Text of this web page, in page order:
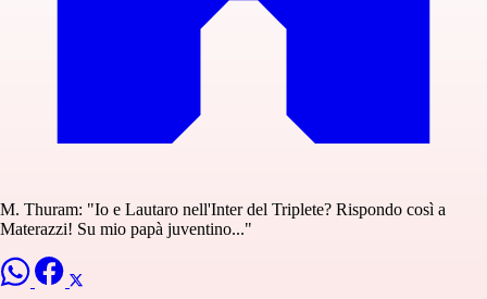
M. Thuram: "Io e Lautaro nell'Inter del Triplete? Rispondo così a
Materazzi! Su mio papà juventino..."